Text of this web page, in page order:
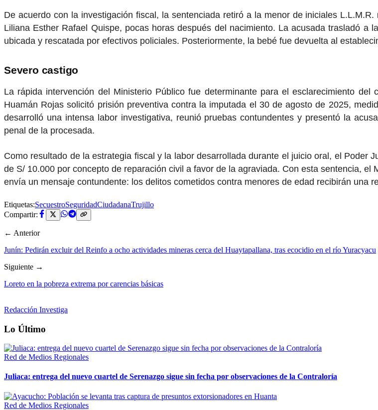
De acuerdo con la investigación fiscal, la sentenciada retiró a la menor de iniciales
Liliana Esther Rafael Quispe, pocas horas después del nacimiento. La acusada trasladó a
ubicada y rescatada por efectivos policiales. Posteriormente, la bebé fue devuelta al
Severo castigo
La rápida intervención del Ministerio Público fue determinante para el esclarecimiento
Huamán Rojas solicitó prisión preventiva contra la imputada el 30 de agosto de 2025,
desarrolló una intensa labor investigativa, reunió pruebas contundentes y presentó la
penal de la procesada.
Como resultado de la estrategia fiscal y la labor desarrollada durante el juicio oral, el Poder
de S/ 10.000 por concepto de reparación civil a favor de la agraviada. Con esta sentencia,
envía un mensaje contundente: los delitos cometidos contra menores de edad recibirán una
Etiquetas:SecuestroSeguridadCiudadanaTrujillo
Compartir:
← Anterior
Junín: Pedirán excluir del Reinfo a ocho actividades mineras cerca del Huaytapallana, tras ecocidio en el río Yuracyacu
Siguiente →
Loreto en la pobreza extrema por carencias básicas
Redacción Investiga
Lo Último
Red de Medios Regionales
Juliaca: entrega del nuevo cuartel de Serenazgo sigue sin fecha por observaciones de la Contraloría
Red de Medios Regionales